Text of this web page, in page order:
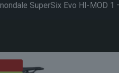
SuperSix Evo HI-MOD 1